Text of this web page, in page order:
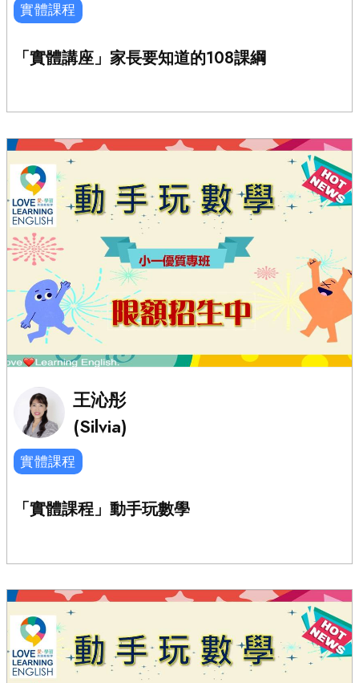
實體課程
「實體講座」家長要知道的108課綱
王沁彤
(Silvia)
實體課程
「實體課程」動手玩數學